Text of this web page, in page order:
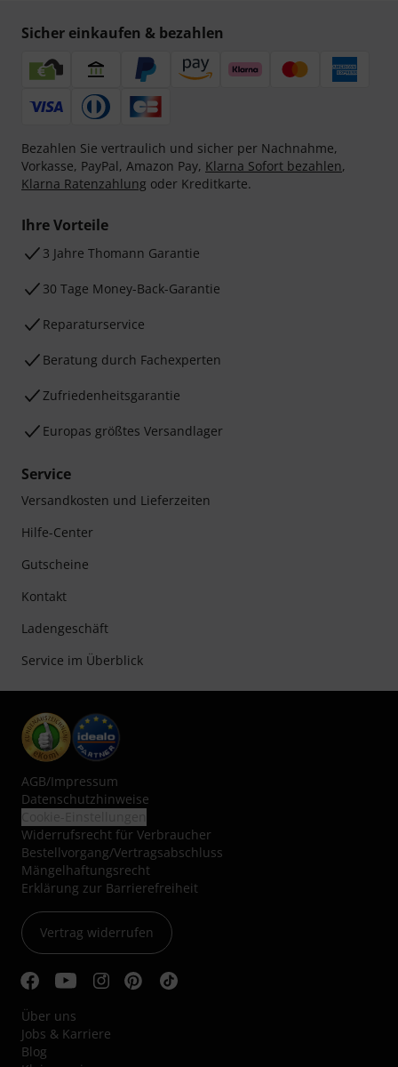
Sicher einkaufen & bezahlen
Bezahlen Sie vertraulich und sicher per Nachnahme,
Vorkasse, PayPal, Amazon Pay, Klarna Sofort bezahlen,
Klarna Ratenzahlung oder Kreditkarte.
Ihre Vorteile
3 Jahre Thomann Garantie
30 Tage Money-Back-Garantie
Reparaturservice
Beratung durch Fachexperten
Zufriedenheitsgarantie
Europas größtes Versandlager
Service
Versandkosten und Lieferzeiten
Hilfe-Center
Gutscheine
Kontakt
Ladengeschäft
Service im Überblick
AGB/Impressum
Datenschutzhinweise
Widerrufsrecht für Verbraucher
Bestellvorgang/Vertragsabschluss
Mängelhaftungsrecht
Erklärung zur Barrierefreiheit
Vertrag widerrufen
Über uns
Jobs & Karriere
Blog